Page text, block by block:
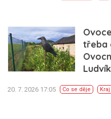
třeba
Ludvík
20. 7. 2026 17:05 Co se děje Kraj